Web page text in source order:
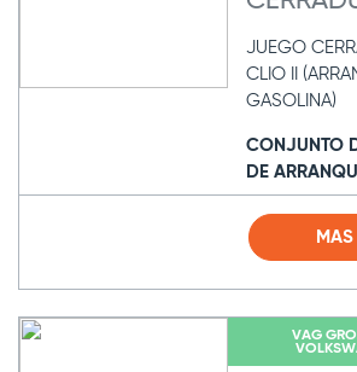
JUEGO
CLIO II
GASOLINA)
CONJUNTO
DE
VAG